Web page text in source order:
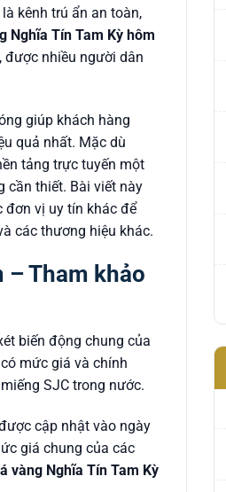
kênh trú ẩn an toàn,
Nghĩa Tín Tam Kỳ hôm
được nhiều người dân
giúp khách hàng
quả nhất. Mặc dù
tảng trực tuyến một
cần thiết. Bài viết này
đơn vị uy tín khác để
các thương hiệu khác.
– Tham khảo
biến động chung của
mức giá và chính
SJC trong nước.
cập nhật vào ngày
giá chung của các
vàng Nghĩa Tín Tam Kỳ